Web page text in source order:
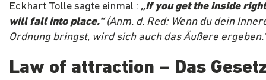
Eckhart Tolle sagte einmal : „If you get the inside
will fall into place.“(Anm. d. Red: Wenn du dein
Ordnung bringst, wird sich auch das Äußere
Law of attraction – Das